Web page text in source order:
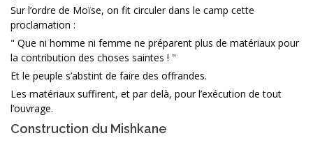
Sur l’ordre de Moïse, on fit circuler dans le camp cette
proclamation :
" Que ni homme ni femme ne préparent plus de matériaux pour
la contribution des choses saintes ! "
Et le peuple s’abstint de faire des offrandes.
Les matériaux suffirent, et par delà, pour l’exécution de tout
l’ouvrage.
Construction du Mishkane